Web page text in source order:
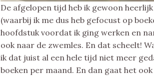
De afgelopen tijd heb ik gewoon
(waarbij ik me dus heb gefocust op
hoofdstuk voordat ik ging werken en
ook naar de zwemles. En dat scheelt!
ik dat juist al een hele tijd niet meer
boeken per maand. En dan gaat het ook